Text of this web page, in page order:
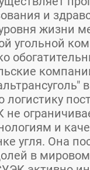
и
жизни
угольной
и
угля. Она
в мировом